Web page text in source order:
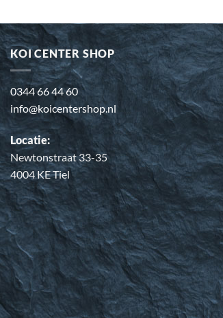
KOI CENTER SHOP
0344 66 44 60
info@koicentershop.nl
Locatie:
Newtonstraat 33-35
4004 KE Tiel